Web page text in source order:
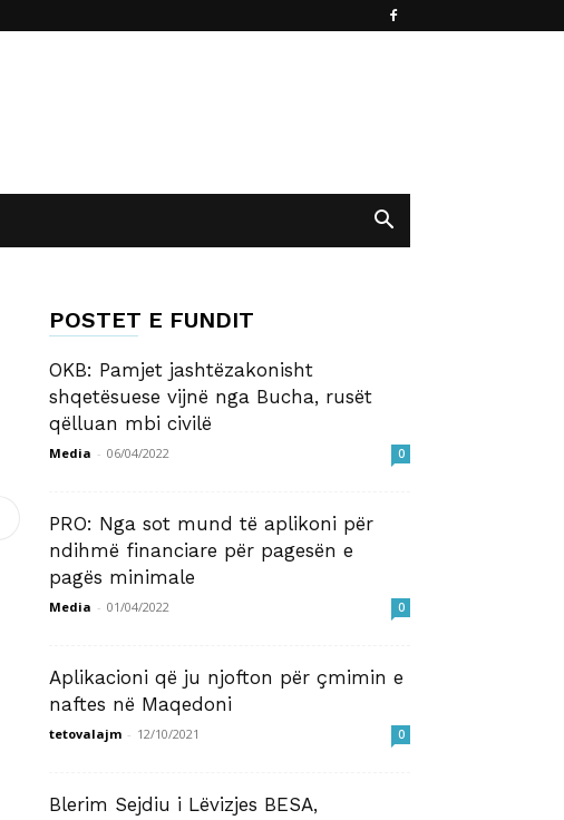
POSTET E FUNDIT
OKB: Pamjet jashtëzakonisht
shqetësuese vijnë nga Bucha, rusët
qëlluan mbi civilë
Media - 06/04/2022 0
PRO: Nga sot mund të aplikoni për
ndihmë financiare për pagesën e
pagës minimale
Media - 01/04/2022 0
Aplikacioni që ju njofton për çmimin e
naftes në Maqedoni
tetovalajm - 12/10/2021 0
Blerim Sejdiu i Lëvizjes BESA,